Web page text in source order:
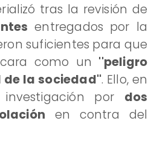
tras la revisión de
entregados por la
suficientes para que
como un ''peligro
la sociedad''. Ello, en
por dos
en contra del